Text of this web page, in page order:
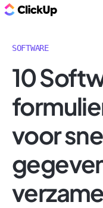
SOFTWARE
10
voor